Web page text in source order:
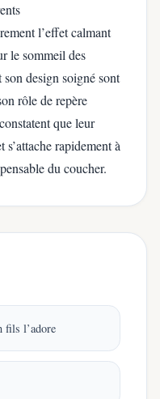
l’effet calmant
le sommeil des
design soigné sont
rôle de repère
que leur
rapidement à
du coucher.
fils l’adore